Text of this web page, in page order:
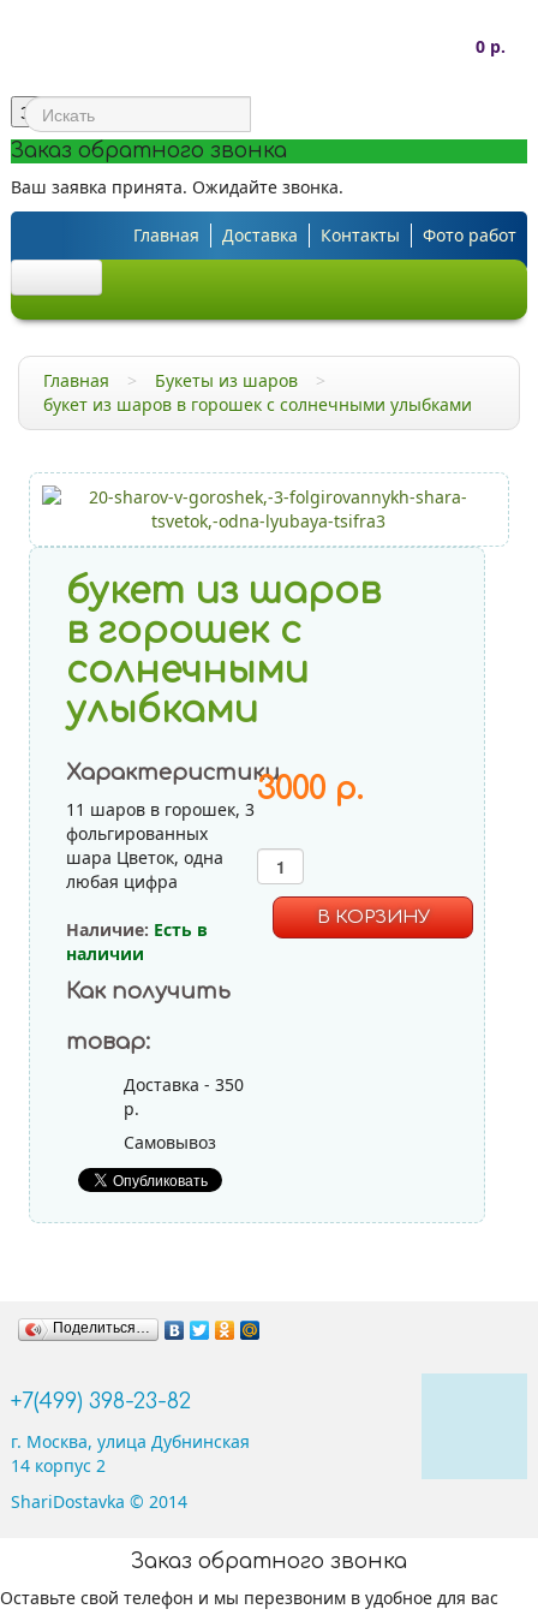
0 р.
Заказать звонок
Заказ обратного звонка
Ваш заявка принята. Ожидайте звонка.
Главная Доставка Контакты Фото работ
Облако из шаров
C рисунком
Пастель Ассорти
Фольгированные шары
Без рисунка
Главная > Букеты из шаров
>
букет из шаров в горошек с солнечными улыбками
букет из шаров
в горошек с
солнечными
улыбками
Характеристики
11 шаров в горошек, 3
фольгированных
шара Цветок, одна
любая цифра
Наличие: Есть в
наличии
Как получить
товар:
Доставка - 350
р.
Самовывоз
3000 р.
Поделиться…
+7(499) 398-23-82
г. Москва, улица Дубнинская
14 корпус 2
ShariDostavka © 2014
Заказ обратного звонка
Оставьте свой телефон и мы перезвоним в удобное для вас